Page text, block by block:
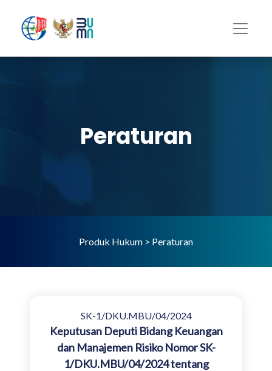
Peraturan
Produk Hukum > Peraturan
SK-1/DKU.MBU/04/2024
Keputusan Deputi Bidang Keuangan
dan Manajemen Risiko Nomor SK-
1/DKU.MBU/04/2024 tentang